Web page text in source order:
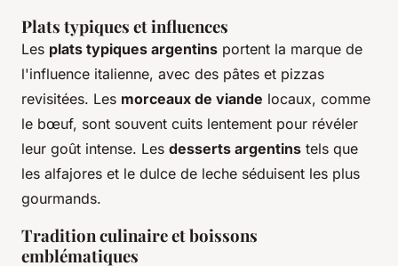
Plats typiques et influences
Les plats typiques argentins portent la marque de
l'influence italienne, avec des pâtes et pizzas
revisitées. Les morceaux de viande locaux, comme
le bœuf, sont souvent cuits lentement pour révéler
leur goût intense. Les desserts argentins tels que
les alfajores et le dulce de leche séduisent les plus
gourmands.
Tradition culinaire et boissons
emblématiques